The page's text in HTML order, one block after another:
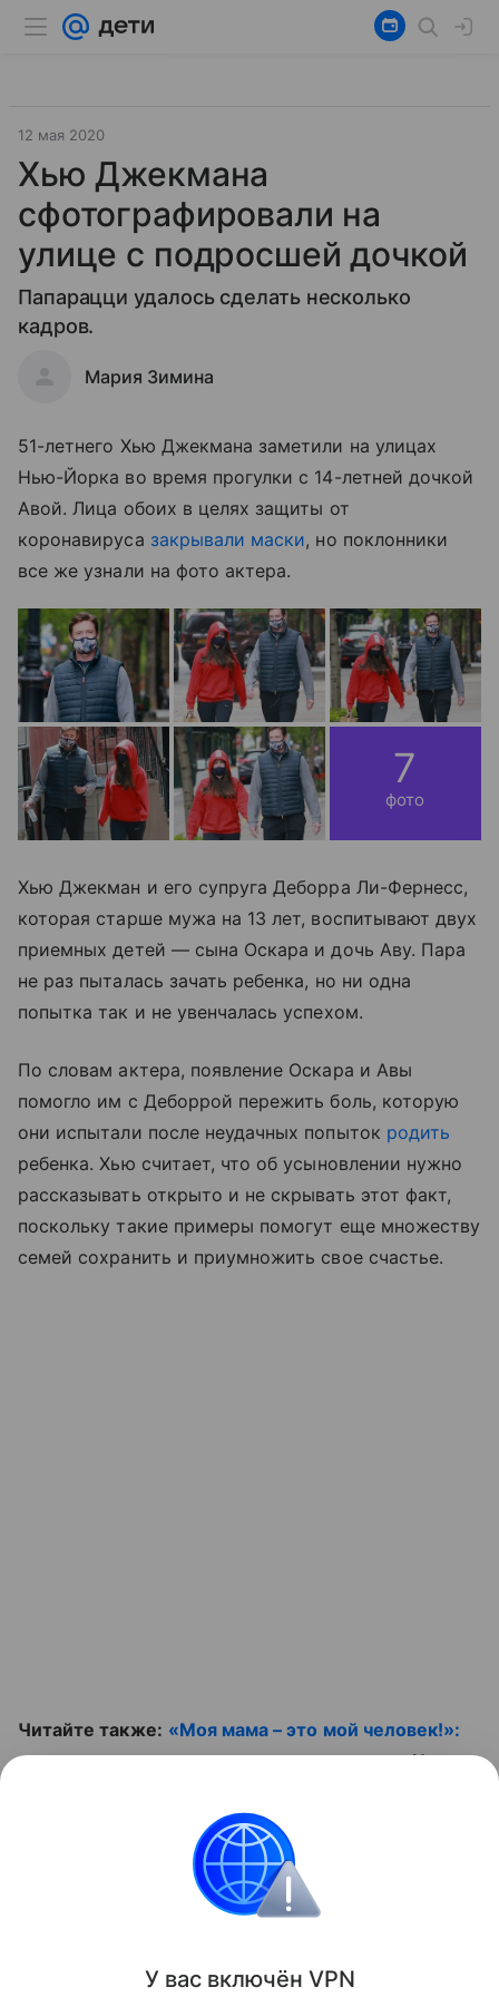
12 мая 2020
Хью Джекмана
сфотографировали на
улице с подросшей дочкой
Папарацци удалось сделать несколько
кадров.
Мария Зимина
51-летнего Хью Джекмана заметили на улицах
Нью-Йорка во время прогулки с 14-летней дочкой
Авой. Лица обоих в целях защиты от
коронавируса закрывали маски, но поклонники
все же узнали на фото актера.
7
фото
Хью Джекман и его супруга Деборра Ли-Фернесс,
которая старше мужа на 13 лет, воспитывают двух
приемных детей — сына Оскара и дочь Аву. Пара
не раз пыталась зачать ребенка, но ни одна
попытка так и не увенчалась успехом.
По словам актера, появление Оскара и Авы
помогло им с Деборрой пережить боль, которую
они испытали после неудачных попыток родить
ребенка. Хью считает, что об усыновлении нужно
рассказывать открыто и не скрывать этот факт,
поскольку такие примеры помогут еще множеству
семей сохранить и приумножить свое счастье.
Читайте также: «Моя мама – это мой человек!»:
дети из детдома о своих приемных мамах. И не
Контент недоступен
У вас включён VPN